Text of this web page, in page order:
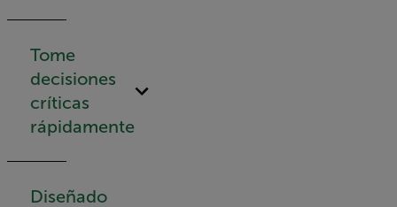
Tome
decisiones
críticas
rápidamente
Diseñado